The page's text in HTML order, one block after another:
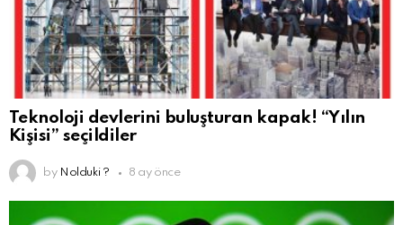
Teknoloji devlerini buluşturan kapak! “Yılın
Kişisi” seçildiler
by Nolduki ? 8 ay önce